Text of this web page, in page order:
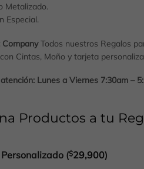
Metalizado.
Especial.
Todos nuestros Regalos
Cintas, Moño y tarjeta
Lunes a Viernes 7:30am –
Productos a tu
($29,900)